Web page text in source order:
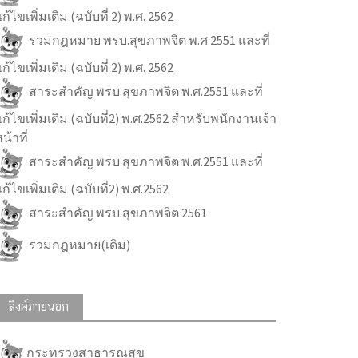
ไขเพิ่มเติม (ฉบับที่ 2) พ.ศ. 2562
รวมกฎหมาย พรบ.สุขภาพจิต พ.ศ.2551 และที่
ไขเพิ่มเติม (ฉบับที่ 2) พ.ศ. 2562
สาระสำคัญ พรบ.สุขภาพจิต พ.ศ.2551 และที่
ไขเพิ่มเติม (ฉบับที่2) พ.ศ.2562 สำหรับพนักงานเจ้า
น้าที่
สาระสำคัญ พรบ.สุขภาพจิต พ.ศ.2551 และที่
ไขเพิ่มเติม (ฉบับที่2) พ.ศ.2562
สาระสำคัญ พรบ.สุขภาพจิต 2561
รวมกฎหมาย(เดิม)
ลิงค์ภายนอก
กระทรวงสาธารณสุข